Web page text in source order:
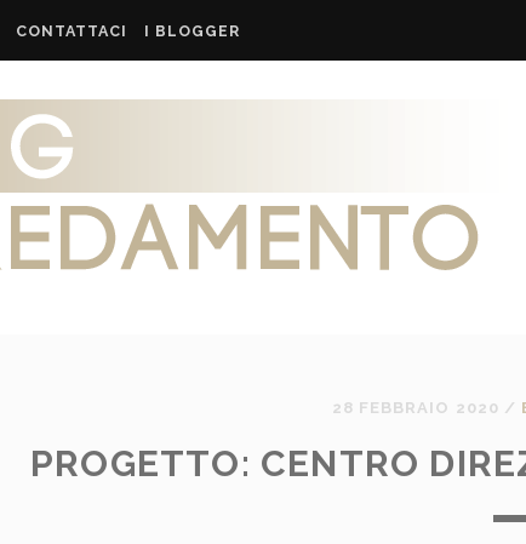
CONTATTACI I BLOGGER
28 FEBBRAIO 2020 /
PROGETTO: CENTRO